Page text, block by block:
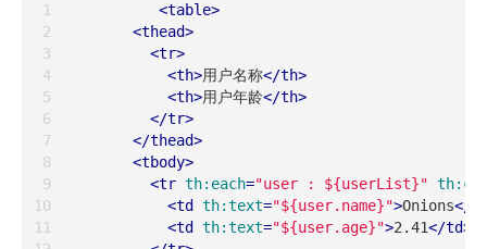
<table>
<thead>
<tr>
<th>用户名称</th>
<th>用户年龄</th>
</tr>
</thead>
<tbody>
<tr th:each="user : ${userList}"
<td th:text="${user.name}">Onions</
<td th:text="${user.age}">2.41</td>